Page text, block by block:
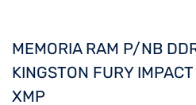
MEMORIA RAM P/NB
KINGSTON FURY
XMP